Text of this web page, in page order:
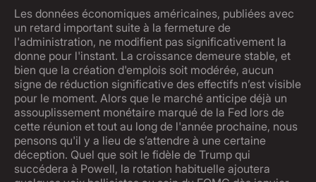
Les données économiques américaines, publiées avec
un retard important suite à la fermeture de
l'administration, ne modifient pas significativement la
donne pour l'instant. La croissance demeure stable, et
bien que la création d'emplois soit modérée, aucun
signe de réduction significative des effectifs n’est visible
pour le moment. Alors que le marché anticipe déjà un
assouplissement monétaire marqué de la Fed lors de
cette réunion et tout au long de l'année prochaine, nous
pensons qu'il y a lieu de s’attendre à une certaine
déception. Quel que soit le fidèle de Trump qui
succédera à Powell, la rotation habituelle ajoutera